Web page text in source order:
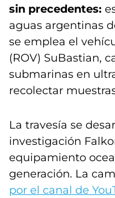
sin precedentes:
aguas argentinas
se emplea el
(ROV) SuBastian,
submarinas en
recolectar
La travesía se
investigación
equipamiento
generación. La
por el canal de